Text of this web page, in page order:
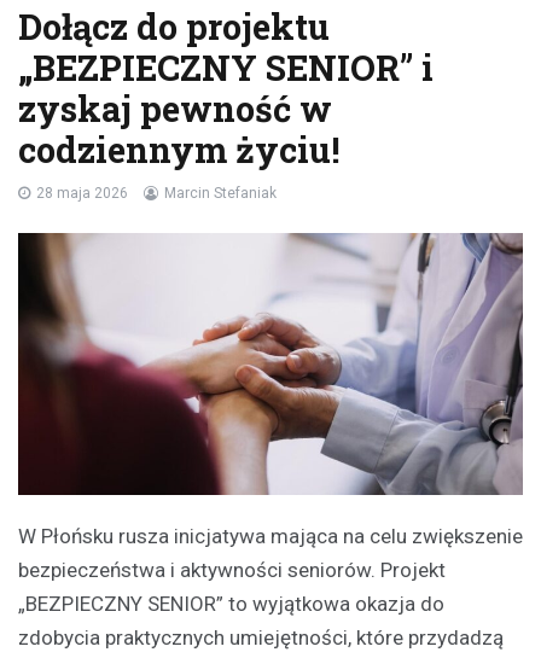
Dołącz do projektu
„BEZPIECZNY SENIOR” i
zyskaj pewność w
codziennym życiu!
28 maja 2026 Marcin Stefaniak
W Płońsku rusza inicjatywa mająca na celu zwiększenie
bezpieczeństwa i aktywności seniorów. Projekt
„BEZPIECZNY SENIOR” to wyjątkowa okazja do
zdobycia praktycznych umiejętności, które przydadzą